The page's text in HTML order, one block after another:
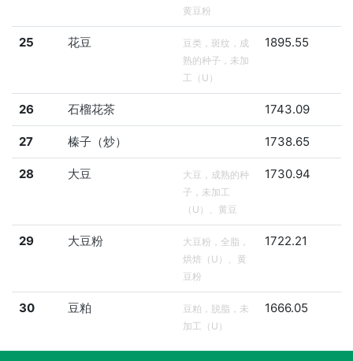
黄豆粉
25 花豆
豆类，斑纹，成
熟的种子，未加
工（U）
1895.55
26 石榴花茶 1743.09
27 榛子（炒） 1738.65
28 大豆
大豆，成熟的种
子，未加工
（U）、黄豆
1730.94
29 大豆粉
大豆粉，全脂，
烘焙（U）、黄
豆粉
1722.21
30 豆粕
豆粕，脱脂，未
加工（U）
1666.05